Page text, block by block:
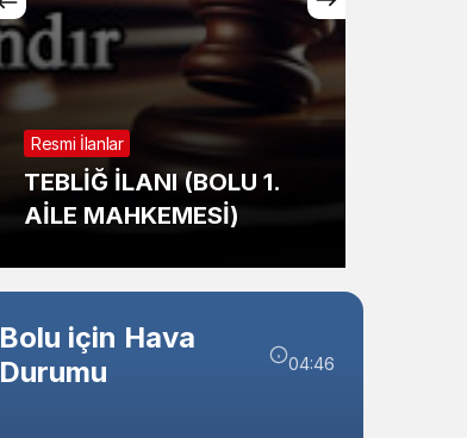
Sistem Modu
Sistem modunu seçin.
Resmi İlanlar
TEBLİĞ İLANI (BOLU 1.
AİLE MAHKEMESİ)
Bolu için Hava
Durumu
04:46